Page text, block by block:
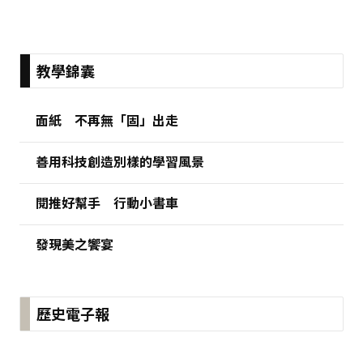
:::教學錦囊
面紙 不再無「固」出走
善用科技創造別樣的學習風景
閱推好幫手 行動小書車
發現美之饗宴
歷史電子報